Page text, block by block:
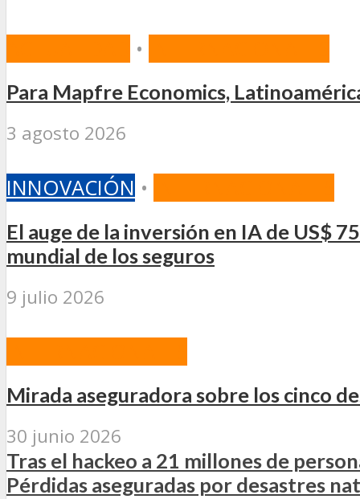
•
Para Mapfre Economics,
3 agosto 2026
INNOVACIÓN •
El auge de la inversión en IA de US$
mundial de los seguros
9 julio 2026
Mirada aseguradora sobre los cinco
30 junio 2026
Tras el hackeo a 21 millones de
Pérdidas aseguradas por desastres